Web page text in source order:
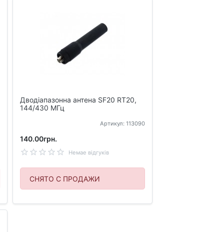
Дводіапазонна антена SF20 RT20,
144/430 МГц
Артикул: 113090
140.00грн.
Немае відгуків
СНЯТО С ПРОДАЖИ